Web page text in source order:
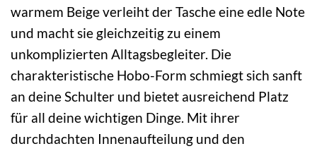
warmem Beige verleiht der Tasche eine edle Note
und macht sie gleichzeitig zu einem
unkomplizierten Alltagsbegleiter. Die
charakteristische Hobo-Form schmiegt sich sanft
an deine Schulter und bietet ausreichend Platz
für all deine wichtigen Dinge. Mit ihrer
durchdachten Innenaufteilung und den